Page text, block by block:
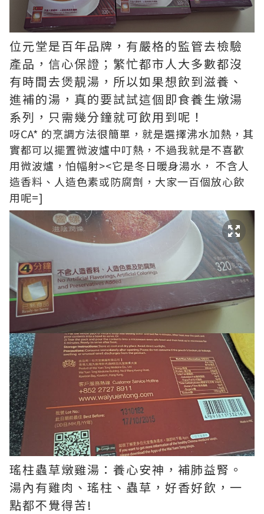
位元堂是百年品牌，有嚴格的監管去檢驗
產品，信心保證；繁忙都市人大多數都沒
有時間去煲靚湯，所以如果想飲到滋養、
進補的湯，真的要試試這個即食養生燉湯
系列，只需幾分鐘就可飲用到呢！
呀CA* 的烹調方法很簡單，就是選擇沸水加熱，其
實都可以擺置微波爐中叮熱，不過我就是不喜歡
用微波爐，怕幅射><它是冬日暖身湯水， 不含人
造香料、人造色素或防腐劑，大家一百個放心飲
用呢=]
瑤柱蟲草燉雞湯：養心安神，補肺益腎。
湯內有雞肉、瑤柱、蟲草，好香好飲，一
點都不覺得苦!